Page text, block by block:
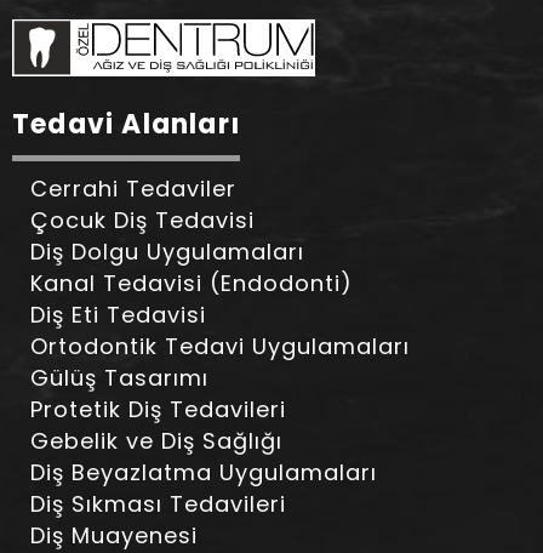
Tedavi Alanları
Cerrahi Tedaviler
Çocuk Diş Tedavisi
Diş Dolgu Uygulamaları
Kanal Tedavisi (Endodonti)
Diş Eti Tedavisi
Ortodontik Tedavi Uygulamaları
Gülüş Tasarımı
Protetik Diş Tedavileri
Gebelik ve Diş Sağlığı
Diş Beyazlatma Uygulamaları
Diş Sıkması Tedavileri
Diş Muayenesi